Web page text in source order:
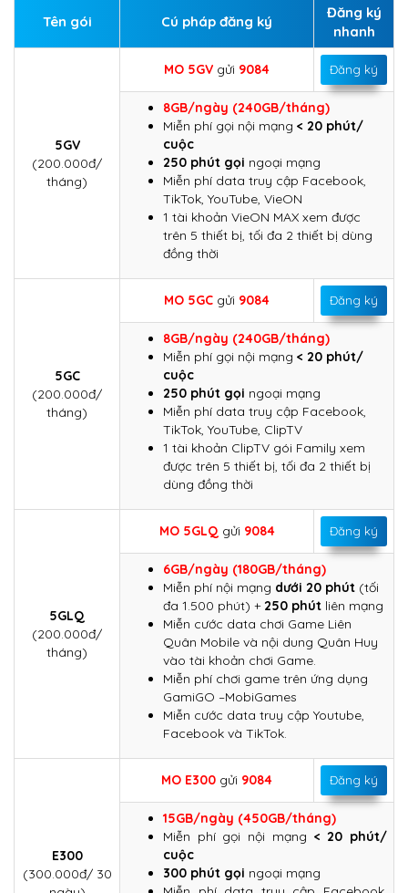
Tên gói Cú pháp đăng ký
Đăng ký
nhanh
5GV
(200.000đ/
tháng)
MO 5GV gửi 9084 Đăng ký
8GB/ngày (240GB/tháng)
Miễn phí gọi nội mạng < 20 phút/
cuộc
250 phút gọi ngoại mạng
Miễn phí data truy cập Facebook,
TikTok, YouTube, VieON
1 tài khoản VieON MAX xem được
trên 5 thiết bị, tối đa 2 thiết bị dùng
đồng thời
5GC
(200.000đ/
tháng)
MO 5GC gửi 9084 Đăng ký
8GB/ngày (240GB/tháng)
Miễn phí gọi nội mạng < 20 phút/
cuộc
250 phút gọi ngoại mạng
Miễn phí data truy cập Facebook,
TikTok, YouTube, ClipTV
1 tài khoản ClipTV gói Family xem
được trên 5 thiết bị, tối đa 2 thiết bị
dùng đồng thời
5GLQ
(200.000đ/
tháng)
MO5GLQ gửi 9084 Đăng ký
6GB/ngày (180GB/tháng)
Miễn phí nội mạng dưới 20 phút (tối
đa 1.500 phút) + 250 phút liên mạng
Miễn cước data chơi Game Liên
Quân Mobile và nội dung Quân Huy
vào tài khoản chơi Game.
Miễn phí chơi game trên ứng dụng
GamiGO –MobiGames
Miễn cước data truy cập Youtube,
Facebook và TikTok.
E300
(300.000đ/ 30
MO E300 gửi 9084 Đăng ký
15GB/ngày (450GB/tháng)
Miễn phí gọi nội mạng < 20 phút/
cuộc
300 phút gọi ngoại mạng